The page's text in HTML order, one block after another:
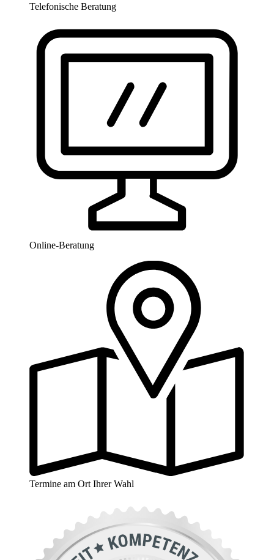
Telefonische Beratung
Online-Beratung
Termine am Ort Ihrer Wahl